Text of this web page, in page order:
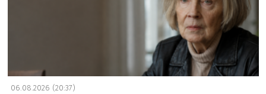
06.08.2026 (20:37)